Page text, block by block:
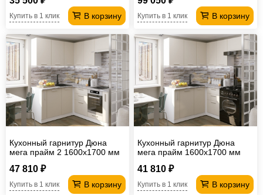
В корзину
Купить в 1 клик В корзину
Купить в 1 клик
Кухонный гарнитур Дюна
мега прайм 2 1600х1700 мм
47 810 ₽
В корзину
Купить в 1 клик
Кухонный гарнитур Дюна
мега прайм 1600х1700 мм
41 810 ₽
В корзину
Купить в 1 клик